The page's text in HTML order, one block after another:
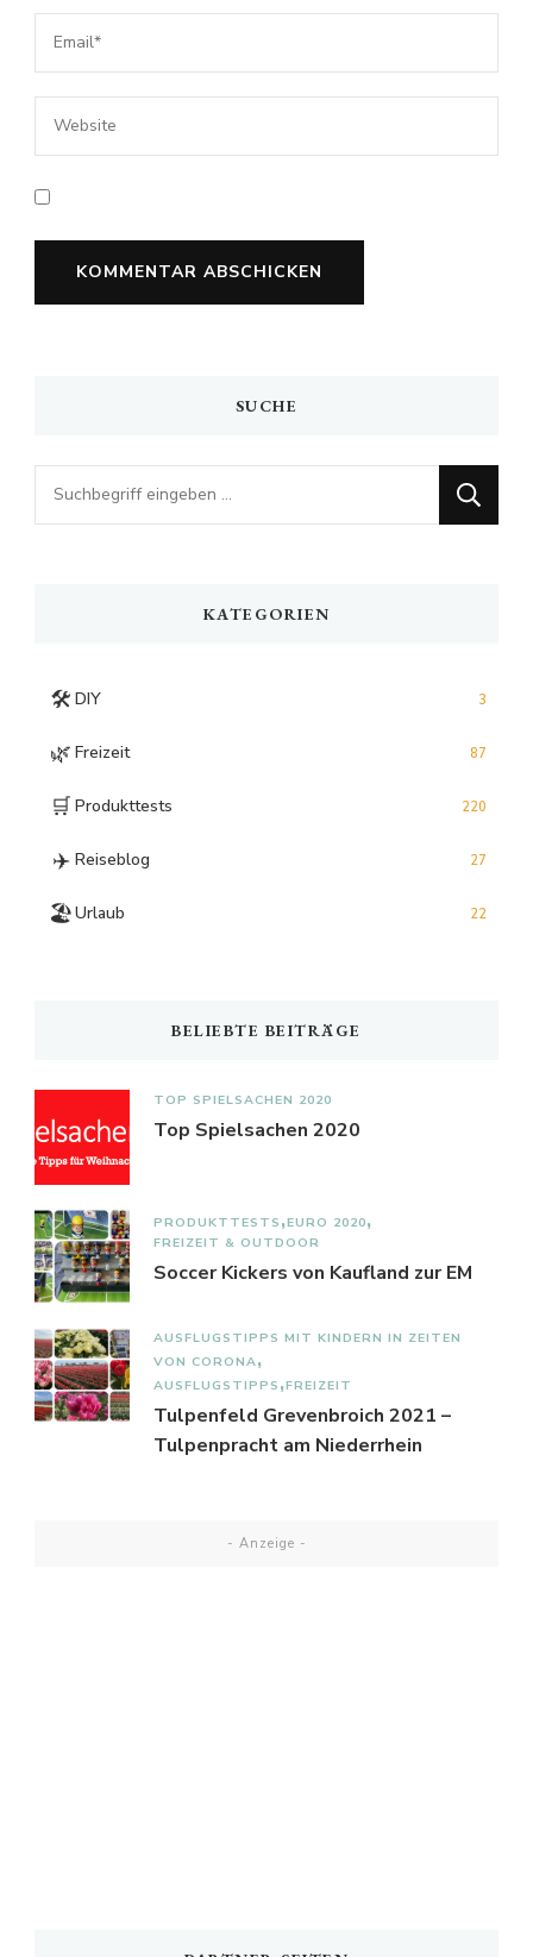
SUCHE
Looking
for
KATEGORIEN
🛠️ DIY 3
🌿 Freizeit 87
🛒 Produkttests 220
✈️ Reiseblog 27
🏖️Urlaub 22
BELIEBTE BEITRÄGE
TOP SPIELSACHEN 2020
Top Spielsachen 2020
PRODUKTTESTS EURO 2020
FREIZEIT & OUTDOOR
Soccer Kickers von Kaufland zur EM
AUSFLUGSTIPPS MIT KINDERN IN ZEITEN
VON CORONA
AUSFLUGSTIPPS FREIZEIT
Tulpenfeld Grevenbroich 2021 –
Tulpenpracht am Niederrhein
- Anzeige -